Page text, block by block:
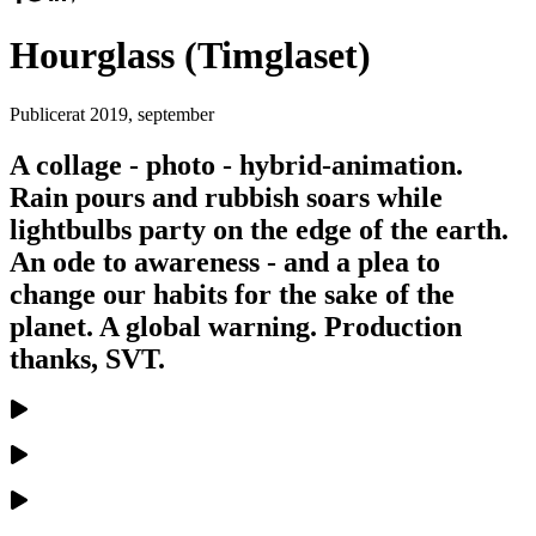
Hourglass (Timglaset)
Publicerat 2019, september
A collage - photo - hybrid-animation.
Rain pours and rubbish soars while
lightbulbs party on the edge of the earth.
An ode to awareness - and a plea to
change our habits for the sake of the
planet. A global warning. Production
thanks, SVT.